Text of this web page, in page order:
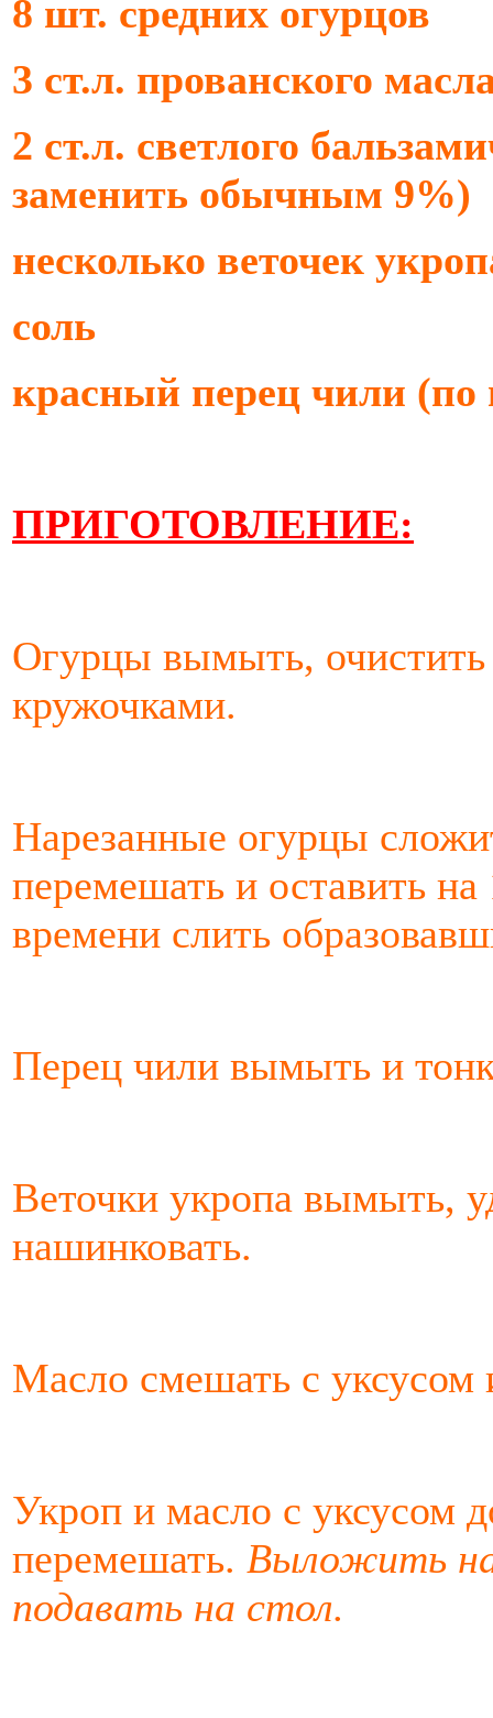
8 шт. средних огурцов
3 ст.л. прованского
2 ст.л. светлого
заменить обычным 9%)
несколько веточек
соль
красный перец чили (по
ПРИГОТОВЛЕНИЕ:
Огурцы вымыть, очистить
кружочками.
Нарезанные огурцы
перемешать и оставить
времени слить
Перец чили вымыть и
Веточки укропа вымыть,
нашинковать.
Масло смешать с уксусом
Укроп и масло с уксусом
перемешать. Выложить на
подавать на стол.